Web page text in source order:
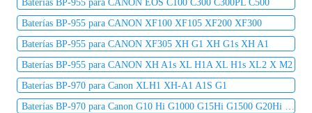
Baterías BP-955 para CANON EOS C100 C300 C300PL C500
Baterías BP-955 para CANON XF100 XF105 XF200 XF300
Baterías BP-955 para CANON XF305 XH G1 XH G1s XH A1
Baterías BP-955 para CANON XH A1s XL H1A XL H1s XL2 X M2
Baterías BP-970 para Canon XLH1 XH-A1 A1S G1
Baterías BP-970 para Canon G10 Hi G1000 G15Hi G1500 G20Hi G2000 G30Hi G35Hi G45Hi